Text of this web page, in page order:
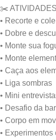
✂️
• Recorte e cole
• Dobre e
• Monte sua
• Monte
• Caça aos
• Liga sombras
• Mini
• Desafio da
• Corpo em
•